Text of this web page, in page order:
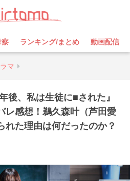
察 ランキング/まとめ 動画配信
マ
後、私は生徒に■された』
レ感想！鵜久森叶（芦田愛
れた理由は何だったのか？